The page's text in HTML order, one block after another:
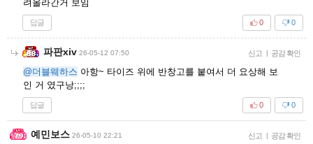
려올라간거 보임
답글 0
0
파판xiv 26-05-12 07:50 신고 | 공감 확인
@더블웨하스 아항~ 타이즈 위에 반창고를 붙여서 더 요상해 보
인 거 였구낭;;;;
답글 0
0
예민보스 26-05-10 22:21 신고 | 공감 확인